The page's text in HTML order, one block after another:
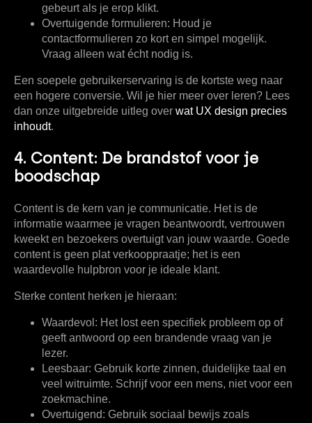
gebeurt als je erop klikt.
Overtuigende formulieren: Houd je
contactformulieren zo kort en simpel mogelijk.
Vraag alleen wat écht nodig is.
Een soepele gebruikerservaring is de kortste weg naar
een hogere conversie. Wil je hier meer over leren? Lees
dan onze uitgebreide uitleg over wat UX design precies
inhoudt.
4. Content: De brandstof voor je
boodschap
Content is de kern van je communicatie. Het is de
informatie waarmee je vragen beantwoordt, vertrouwen
kweekt en bezoekers overtuigt van jouw waarde. Goede
content is geen plat verkooppraatje; het is een
waardevolle hulpbron voor je ideale klant.
Sterke content herken je hieraan:
Waardevol: Het lost een specifiek probleem op of
geeft antwoord op een brandende vraag van je
lezer.
Leesbaar: Gebruik korte zinnen, duidelijke taal en
veel witruimte. Schrijf voor een mens, niet voor een
zoekmachine.
Overtuigend: Gebruik sociaal bewijs zoals